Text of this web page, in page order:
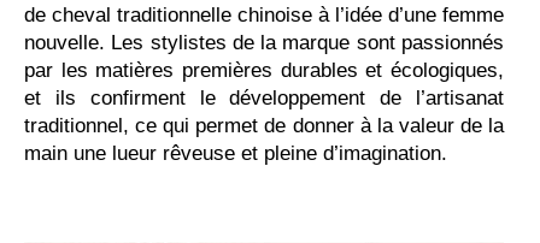
de cheval traditionnelle chinoise à l’idée d’une femme
nouvelle. Les stylistes de la marque sont passionnés
par les matières premières durables et écologiques,
et ils confirment le développement de l’artisanat
traditionnel, ce qui permet de donner à la valeur de la
main une lueur rêveuse et pleine d’imagination.